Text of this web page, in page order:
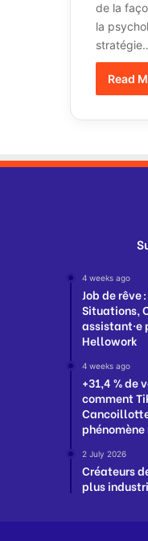
de la
la
Read
4 weeks ago
Job de rêve
Situations,
Hellowork
4 weeks ago
+31,4 % de
comment
2 July 2026
Créateurs
plus